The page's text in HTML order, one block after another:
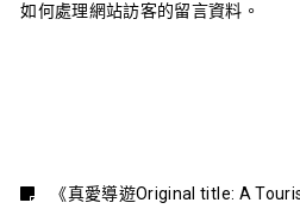
如何處理網站訪客的留言資料 。
《真愛導遊Original title: A